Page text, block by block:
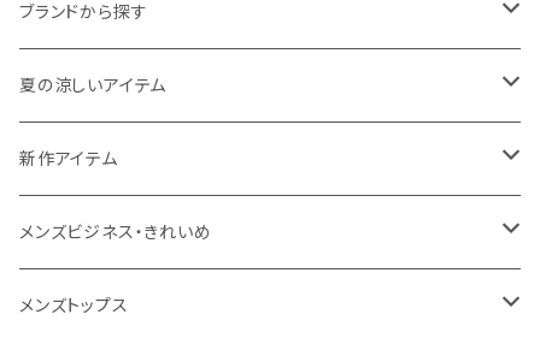
ブランドから探す
THE NORTH FACE
NANGA
1PIU1UGUALE3 RELAX
go slow caravan
夏の涼しいアイテム
メンズ
レディース
新作アイテム
メンズ
レディース
メンズビジネス・きれいめ
スーツ
メンズトップス